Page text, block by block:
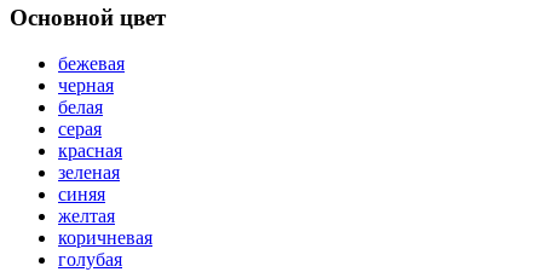
Основной цвет
бежевая
черная
белая
серая
красная
зеленая
синяя
желтая
коричневая
голубая